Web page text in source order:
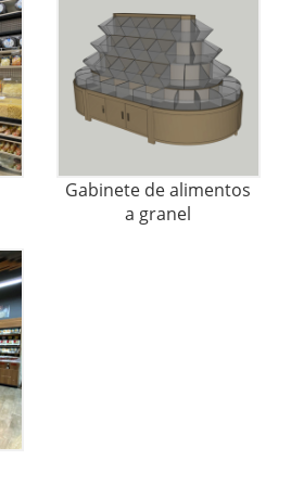
Gabinete de alimentos
a granel